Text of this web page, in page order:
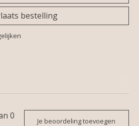
bestelling
0
Je beoordeling toevoegen